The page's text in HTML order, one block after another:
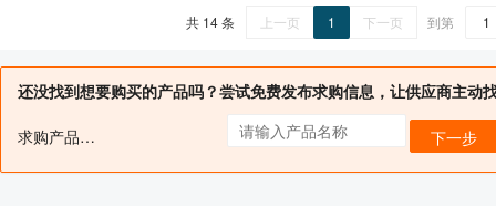
共 14 条 上一页 1 下一页 到第
还没找到想要购买的产品吗？尝试免费发布求购信息，让供应商主动
求购产品名： 下一步